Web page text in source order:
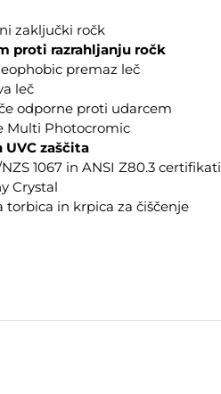
zaključki ročk
proti razrahljanju ročk
premaz leč
leč
odporne proti udarcem
Multi Photocromic
UVC zaščita
NZS 1067 in ANSI Z80.3 certifikati
Crystal
torbica in krpica za čiščenje